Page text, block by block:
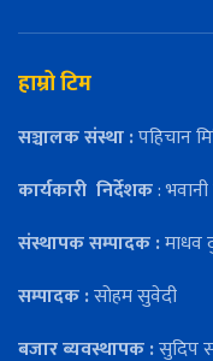
हाम्रो टिम
सञ्चालक संस्था :पहिचान
कार्यकारी निर्देशक:
संस्थापक सम्पादक :माधव
सम्पादक :सोहम सुवेदी
बजार ब्यवस्थापक :सुदिप